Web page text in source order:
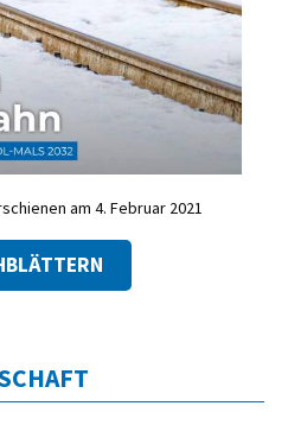
am 4. Februar 2021